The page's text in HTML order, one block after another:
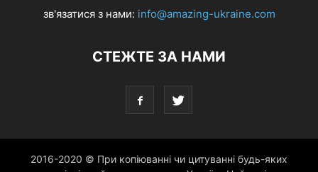
зв'язатися з нами: info@amazing-ukraine.com
СТЕЖТЕ ЗА НАМИ
2016-2020 © При копіюванні чи цитуванні будь-яких